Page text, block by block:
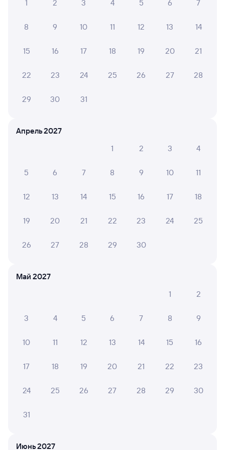
1
2 3 4 5 6 7
8 9 10 11 12 13 14
15 16 17 18 19 20 21
22 23 24 25 26 27 28
29 30 31
Апрель 2027
1
2 3 4
5 6 7 8 9 10 11
12 13 14 15 16 17 18
19 20 21 22 23 24 25
26 27 28 29 30
Май 2027
1
2
3 4 5 6 7 8 9
10 11 12 13 14 15 16
17 18 19 20 21 22 23
24 25 26 27 28 29 30
31
Июнь 2027